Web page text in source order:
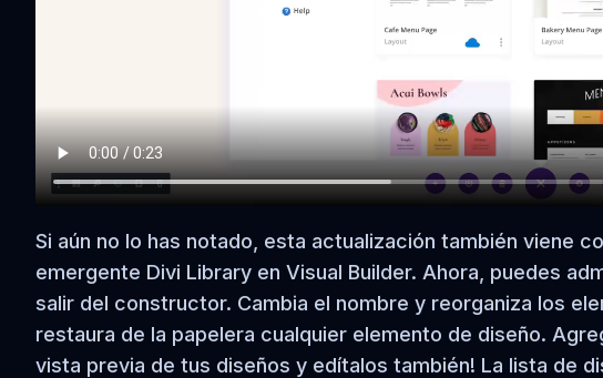
Si aún no lo has notado, esta actualización también viene
emergente Divi Library en Visual Builder. Ahora, puedes
salir del constructor. Cambia el nombre y reorganiza los
restaura de la papelera cualquier elemento de diseño.
vista previa de tus diseños y edítalos también! La lista de